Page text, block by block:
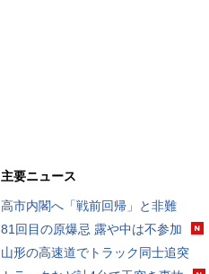
主要ニュース
高市内閣へ「戦前回帰」と非難
81回目の原爆忌 露や中は不参加
山形の高速道でトラック同士追突